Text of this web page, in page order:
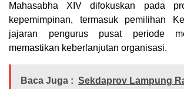
Mahasabha XIV difokuskan pada
kepemimpinan, termasuk pemilihan
jajaran pengurus pusat periode
memastikan keberlanjutan organisasi.
Baca Juga : Sekdaprov Lampung